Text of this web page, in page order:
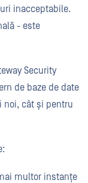
inacceptabile.
- este
Security
de baze de date
noi, cât și pentru
multor instanțe